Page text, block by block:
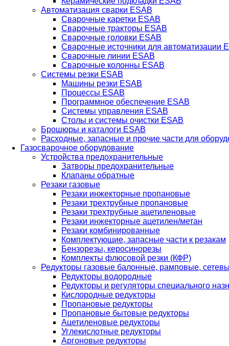
Автоматизация сварки ESAB
Сварочные каретки ESAB
Сварочные тракторы ESAB
Сварочные головки ESAB
Сварочные источники для автоматизации
Сварочные линии ESAB
Сварочные колонны ESAB
Системы резки ESAB
Машины резки ESAB
Процессы ESAB
Программное обеспечение ESAB
Системы управления ESAB
Столы и системы очистки ESAB
Брошюры и каталоги ESAB
Расходные, запасные и прочие части для
Газосварочное оборудование
Устройства предохранительные
Затворы предохранительные
Клапаны обратные
Резаки газовые
Резаки инжекторные пропановые
Резаки трехтрубные пропановые
Резаки трехтрубные ацетиленовые
Резаки инжекторные ацетилен/метан
Резаки комбинированные
Комплектующие, запасные части к резакам
Бензорезы, керосинорезы
Комплекты флюсовой резки (КФР)
Редукторы газовые балонные, рамповые,
Редукторы водородные
Редукторы и регуляторы специального
Кислородные редукторы
Пропановые редукторы
Пропановые бытовые редукторы
Ацетиленовые редукторы
Углекислотные редукторы
Аргоновые редукторы